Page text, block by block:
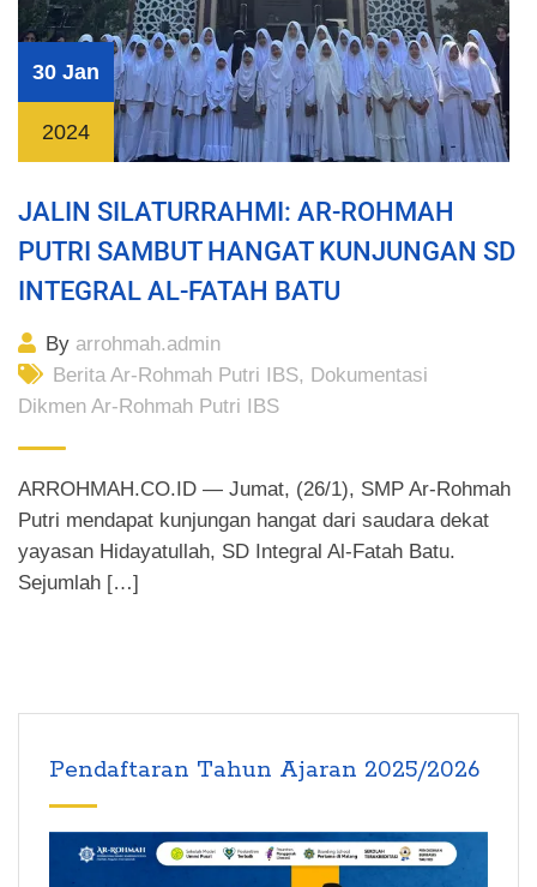
30 Jan
2024
JALIN SILATURRAHMI: AR-ROHMAH
PUTRI SAMBUT HANGAT KUNJUNGAN SD
INTEGRAL AL-FATAH BATU
By arrohmah.admin
Berita Ar-Rohmah Putri IBS, Dokumentasi
Dikmen Ar-Rohmah Putri IBS
ARROHMAH.CO.ID — Jumat, (26/1), SMP Ar-Rohmah
Putri mendapat kunjungan hangat dari saudara dekat
yayasan Hidayatullah, SD Integral Al-Fatah Batu.
Sejumlah […]
Pendaftaran Tahun Ajaran 2025/2026